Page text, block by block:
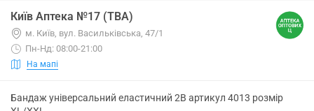
Київ Аптека №17 (ТВА)
м. Київ, вул. Васильківська, 47/1
Пн-Нд: 08:00-21:00
На мапі
Бандаж універсальний еластичний 2B артикул 4013 розмір